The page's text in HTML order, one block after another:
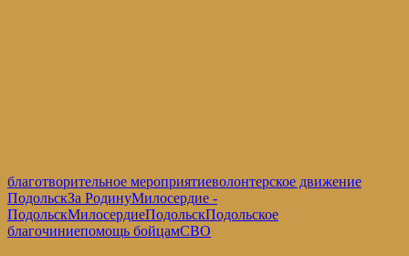
благотворительное мероприятиеволонтерское движение
ПодольскЗа РодинуМилосердие -
ПодольскМилосердиеПодольскПодольское
благочиниепомощь бойцамСВО